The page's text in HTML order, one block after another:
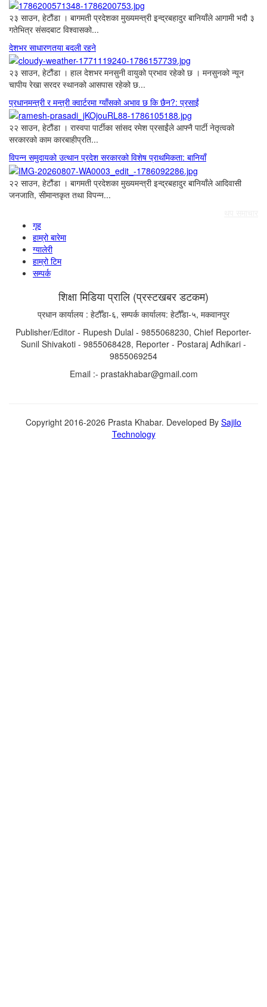
२३ साउन, हेटौंडा । बागमती प्रदेशका मुख्यमन्त्री इन्द्रबहादुर बानियाँले आगामी भदौ ३
गतेभित्र संसदबाट विश्वासको...
देशभर साधारणतया बदली रहने
२३ साउन, हेटौंडा । हाल देशभर मनसुनी वायुको प्रभाव रहेको छ । मनसुनको न्यून
चापीय रेखा सरदर स्थानको आसपास रहेको छ...
प्रधानमन्त्री र मन्त्री क्वार्टरमा ग्याँसको अभाव छ कि छैन?: प्रसाईं
२२ साउन, हेटौंडा । रास्वपा पार्टीका सांसद रमेश प्रसाईंले आफ्नै पार्टी नेतृत्वको
सरकारको काम कारबाहीप्रति...
विपन्न समुदायको उत्थान प्रदेश सरकारको विशेष प्राथमिकता: बानियाँ
२२ साउन, हेटौंडा । बागमती प्रदेशका मुख्यमन्त्री इन्द्रबहादुर बानियाँले आदिवासी
जनजाति, सीमान्तकृत तथा विपन्न...
गृह
हाम्रो बारेमा
ग्यालेरी
हाम्रो टिम
सम्पर्क
शिक्षा मिडिया प्रालि (प्रस्टखबर डटकम)
प्रधान कार्यालय : हेटौँडा-६, सम्पर्क कार्यालय: हेटौँडा-५, मकवानपुर
Publisher/Editor - Rupesh Dulal - 9855068230, Chief Reporter-
Sunil Shivakoti - 9855068428, Reporter - Postaraj Adhikari -
9855069254
Email :- prastakhabar@gmail.com
Copyright 2016-2026 Prasta Khabar. Developed By Sajilo
Technology